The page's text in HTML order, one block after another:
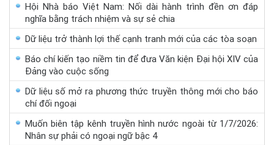
Hội Nhà báo Việt Nam: Nối dài hành trình đền ơn đáp
nghĩa bằng trách nhiệm và sự sẻ chia
Dữ liệu trở thành lợi thế cạnh tranh mới của các tòa soạn
Báo chí kiến tạo niềm tin để đưa Văn kiện Đại hội XIV của
Đảng vào cuộc sống
Dữ liệu số mở ra phương thức truyền thông mới cho báo
chí đối ngoại
Muốn biên tập kênh truyền hình nước ngoài từ 1/7/2026:
Nhân sự phải có ngoại ngữ bậc 4